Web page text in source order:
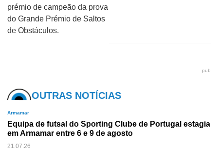
prémio de campeão da prova
do Grande Prémio de Saltos
de Obstáculos.
pub
OUTRAS NOTÍCIAS
Armamar
Equipa de futsal do Sporting Clube de Portugal estagia
em Armamar entre 6 e 9 de agosto
21.07.26